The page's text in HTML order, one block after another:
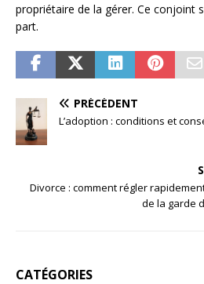
propriétaire de la gérer. Ce conjoint
part.
PRÉCÉDENT
L’adoption : conditions et
Divorce : comment régler
de la garde
CATÉGORIES